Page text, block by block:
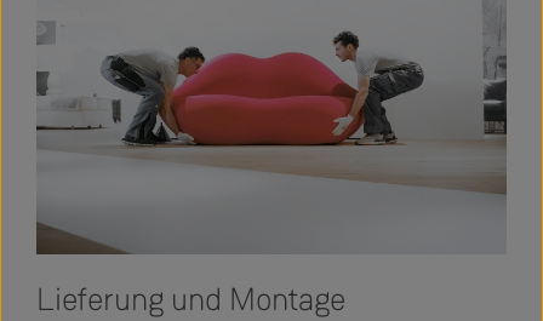
Lieferung und Montage